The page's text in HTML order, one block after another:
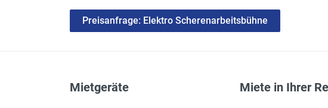
Preisanfrage: Elektro Scherenarbeitsbühne
Mietgeräte Miete in Ihrer